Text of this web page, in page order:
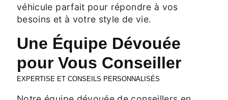
véhicule parfait pour répondre à vos
besoins et à votre style de vie.
Une Équipe Dévouée
pour Vous Conseiller
EXPERTISE ET CONSEILS PERSONNALISÉS